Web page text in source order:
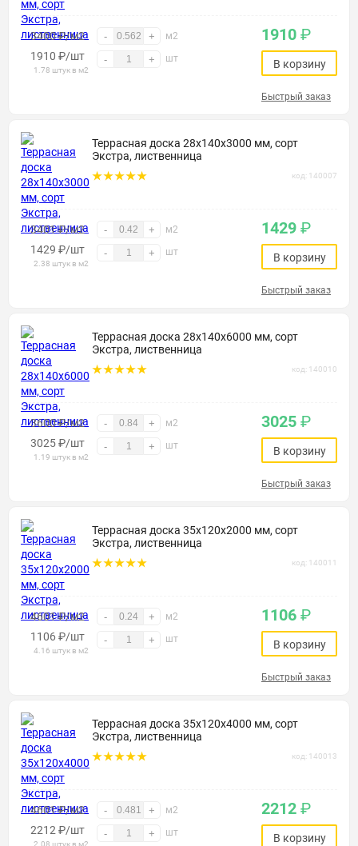
3400 ₽/м2 - + м2
1910 ₽/шт
1.78 штук в м2
- + шт
1910 ₽
В корзину
Быстрый заказ
Террасная доска 28х140х3000 мм, сорт
Экстра, лиственница
код: 140007
3401 ₽/м2 - + м2
1429 ₽/шт
2.38 штук в м2
- + шт
1429 ₽
В корзину
Быстрый заказ
Террасная доска 28х140х6000 мм, сорт
Экстра, лиственница
код: 140010
3600 ₽/м2 - + м2
3025₽/шт
1.19 штук в м2
- + шт
3025 ₽
В корзину
Быстрый заказ
Террасная доска 35х120х2000 мм, сорт
Экстра, лиственница
код: 140011
4601 ₽/м2 - + м2
1106 ₽/шт
4.16 штук в м2
- + шт
1106 ₽
В корзину
Быстрый заказ
Террасная доска 35х120х4000 мм, сорт
Экстра, лиственница
код: 140013
4601 ₽/м2 - + м2
2212 ₽/шт
2.08 штук в м2
- + шт
2212 ₽
В корзину